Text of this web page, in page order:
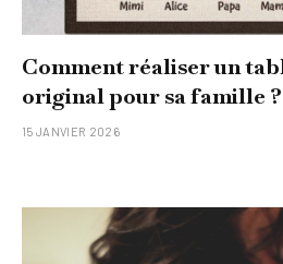
Comment réaliser un
original pour sa famille ?
15 JANVIER 2026